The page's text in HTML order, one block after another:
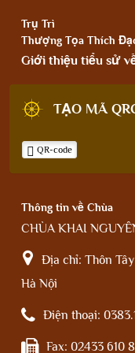
Trụ Trì
Thượng Tọa Thích
Giới thiệu tiểu sử
TẠO MÃ
QR-code
Thông tin về Chùa
CHÙA KHAI
Địa chỉ: Thôn
Hà Nội
Điện thoại:
Fax: 02433 610